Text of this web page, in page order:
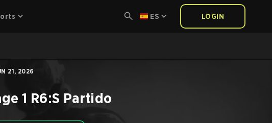
ES LOGIN
21, 2026
1 R6:S Partido